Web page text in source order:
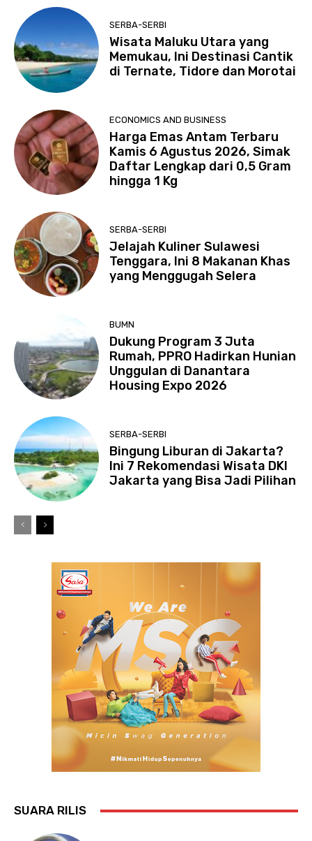
SERBA-SERBI
Wisata Maluku Utara yang
Memukau, Ini Destinasi Cantik
di Ternate, Tidore dan Morotai
ECONOMICS AND BUSINESS
Harga Emas Antam Terbaru
Kamis 6 Agustus 2026, Simak
Daftar Lengkap dari 0,5 Gram
hingga 1 Kg
SERBA-SERBI
Jelajah Kuliner Sulawesi
Tenggara, Ini 8 Makanan Khas
yang Menggugah Selera
BUMN
Dukung Program 3 Juta
Rumah, PPRO Hadirkan Hunian
Unggulan di Danantara
Housing Expo 2026
SERBA-SERBI
Bingung Liburan di Jakarta?
Ini 7 Rekomendasi Wisata DKI
Jakarta yang Bisa Jadi Pilihan
SUARA RILIS